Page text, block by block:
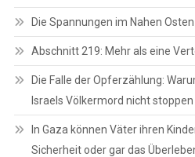
Die Spannungen im Nahen
Abschnitt 219: Mehr als eine
Die Falle der Opferzählung:
Israels Völkermord nicht
In Gaza können Väter ihren
Sicherheit oder gar das